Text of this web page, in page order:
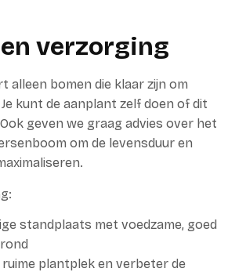
verzorging
alleen bomen die klaar zijn om
kunt de aanplant zelf doen of dit
geven we graag advies over het
om de levensduur en
standplaats met voedzame, goed
plantplek en verbeter de